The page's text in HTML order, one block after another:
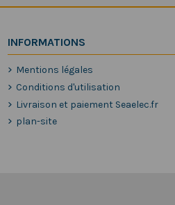
INFORMATIONS
Mentions légales
Conditions d'utilisation
Livraison et paiement Seaelec.fr
plan-site